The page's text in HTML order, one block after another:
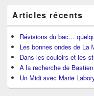
Articles récents
Révisions du bac…
Les bonnes ondes de La
Dans les couloirs et les
A la recherche de
Un Midi avec Marie